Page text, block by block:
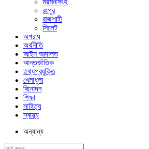
ময়মনসিংহ
রংপুর
রাজশাহী
সিলেট
অপরাধ
অর্থনীতি
আইন আদালত
আন্তর্জাতিক
তথ্যপ্রযুক্তি
খেলাধুলা
বিনোদন
শিক্ষা
সাহিত্য
স্বাস্থ্য
অন্যান্য